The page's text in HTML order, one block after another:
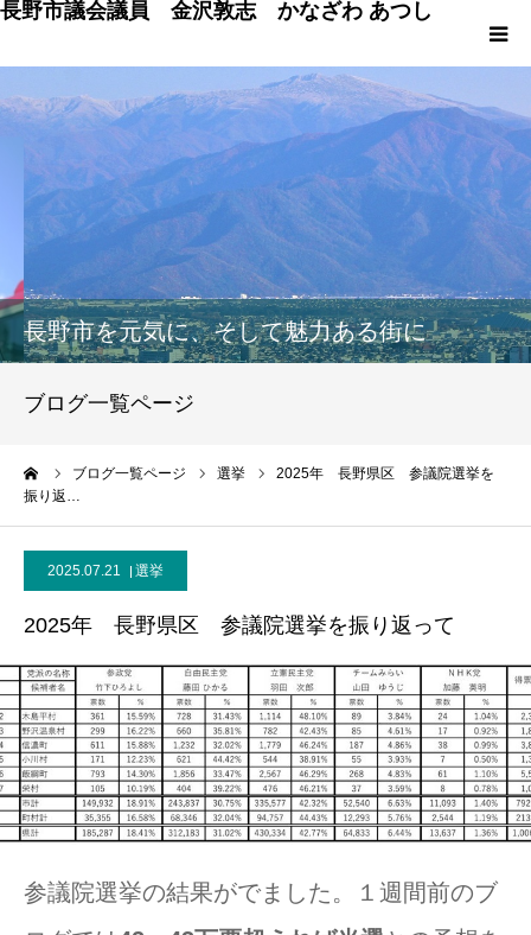
長野市議会議員 金沢敦志 かなざわ あつし
長野市を元気に、そして魅力ある街に
ブログ一覧ページ
ブログ一覧ページ 選挙
2025年 長野県区 参議院選挙を
振り返…
2025.07.21 選挙
2025年 長野県区 参議院選挙を振り返って
参議院選挙の結果がでました。１週間前のブ
HOME
プロフィール
政策
長野市百景